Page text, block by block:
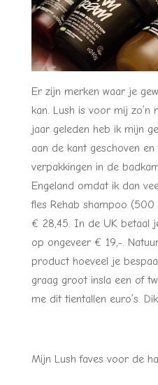
Er zijn merken waar je
kan. Lush is voor mij zo’n
jaar geleden heb ik mijn
aan de kant geschoven
verpakkingen in de
Engeland omdat ik dan
fles Rehab shampoo
€ 28,45. In de UK betaal
op ongeveer € 19,-.
product hoeveel je
graag groot insla een of
me dit tientallen euro’s.
Mijn Lush faves voor de